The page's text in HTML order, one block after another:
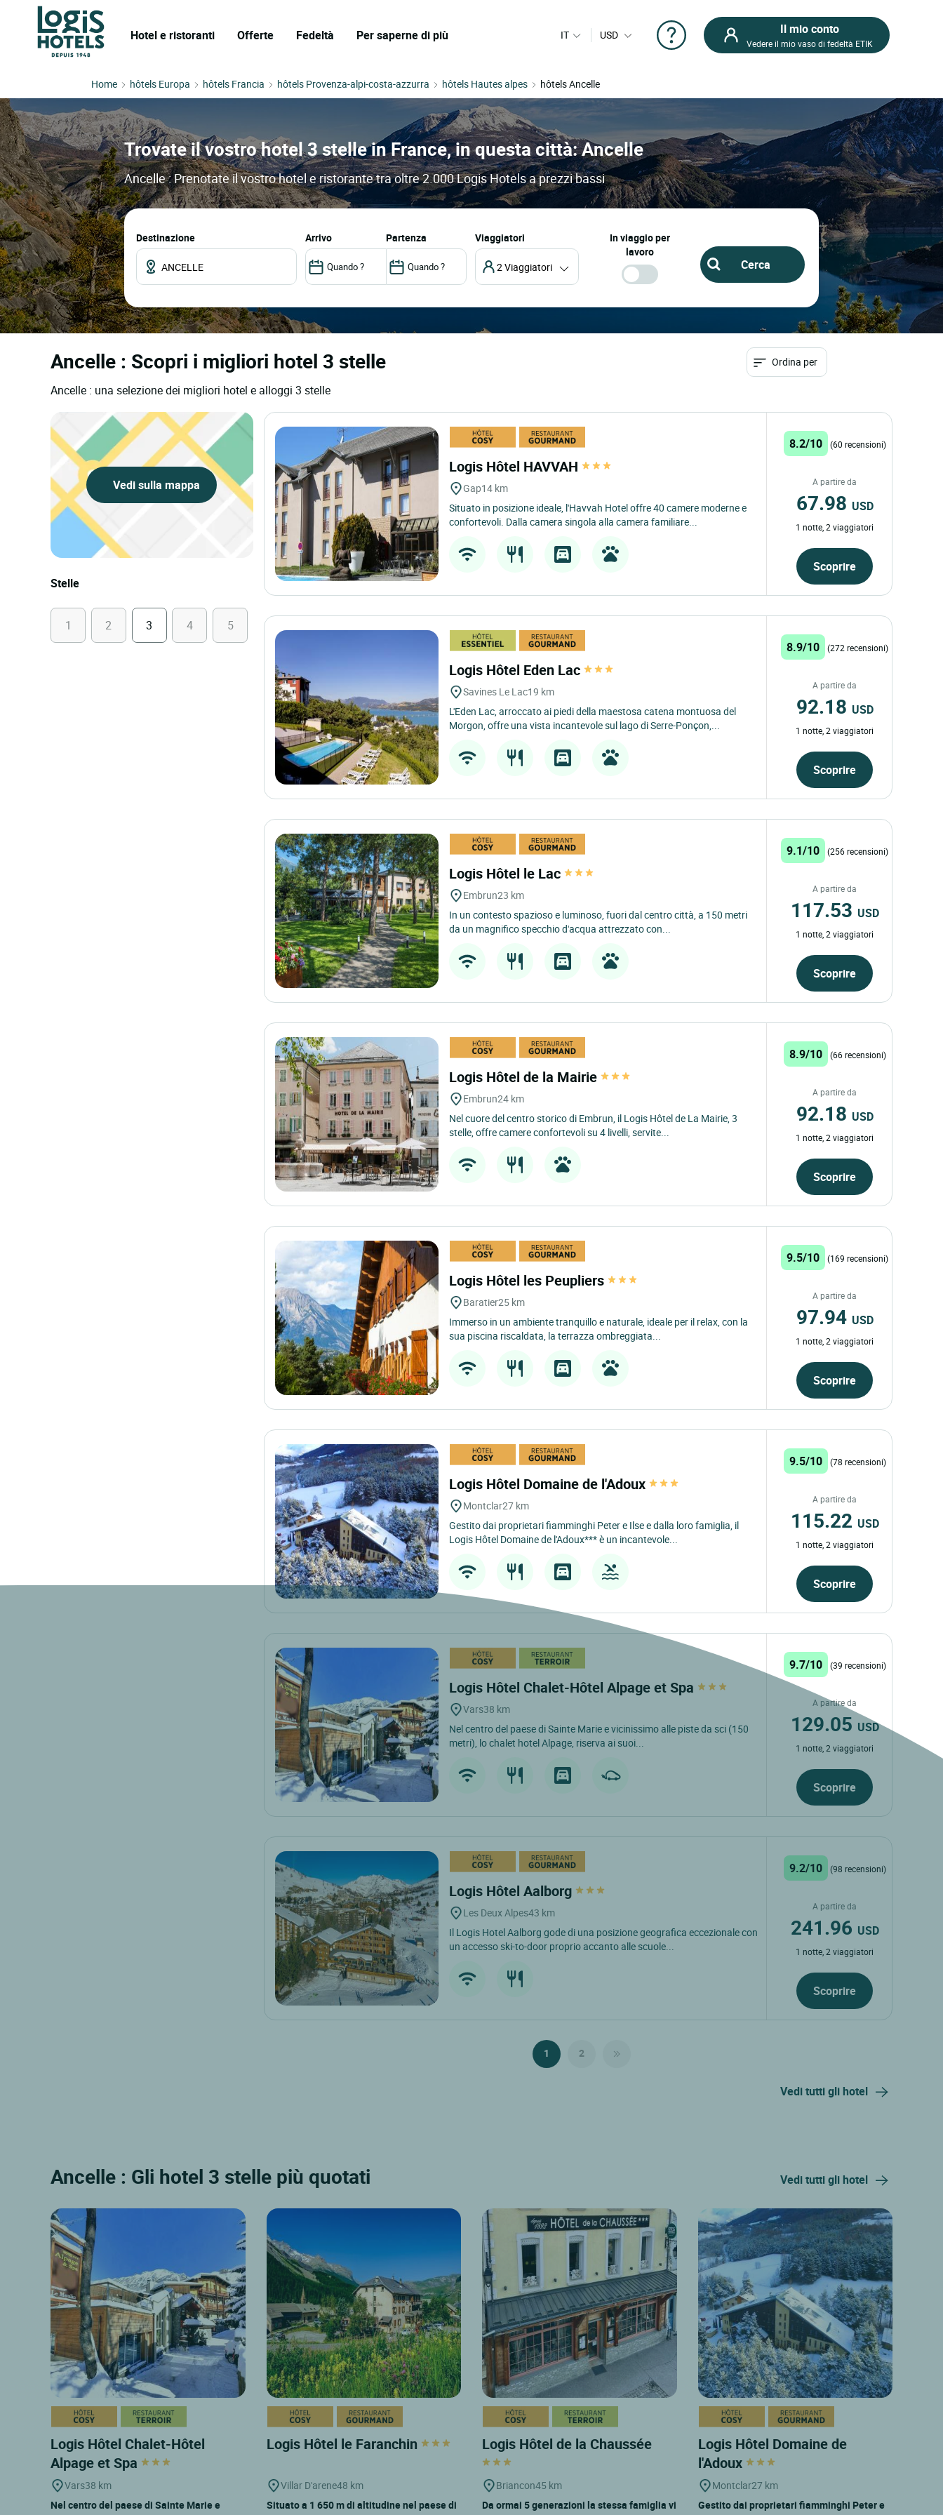
Hotel e ristoranti Offerte Fedeltà Per saperne di più IT USD Il mio conto
Vedere il mio vaso di fedeltà ETIK
Home hôtels Europa hôtels Francia hôtels Provenza-alpi-costa-azzurra hôtels Hautes alpes hôtels Ancelle
Trovate il vostro hotel 3 stelle in France, in questa città: Ancelle
Ancelle : Prenotate il vostro hotel e ristorante tra oltre 2.000 Logis Hotels a prezzi bassi
Destinazione arrivo partenza Viaggiatori
2 Viaggiatori
In viaggio per
lavoro
Ancelle : Scopri i migliori hotel 3 stelle
Ancelle : una selezione dei migliori hotel e alloggi 3 stelle
Ordina per
Vedi sulla mappa
Stelle
1 2 3 4 5
Logis Hôtel HAVVAH
Gap14 km
Situato in posizione ideale, l'Havvah Hotel offre 40 camere moderne e
confortevoli. Dalla camera singola alla camera familiare...
8.2/10 (60 recensioni)
A partire da
67.98 USD
1 notte, 2 viaggiatori
Scoprire
Logis Hôtel Eden Lac
Savines Le Lac19 km
L'Eden Lac, arroccato ai piedi della maestosa catena montuosa del
Morgon, offre una vista incantevole sul lago di Serre-Ponçon,...
8.9/10 (272 recensioni)
A partire da
92.18 USD
1 notte, 2 viaggiatori
Scoprire
Logis Hôtel le Lac
Embrun23 km
In un contesto spazioso e luminoso, fuori dal centro città, a 150 metri
da un magnifico specchio d'acqua attrezzato con...
9.1/10 (256 recensioni)
A partire da
117.53 USD
1 notte, 2 viaggiatori
Scoprire
Logis Hôtel de la Mairie
Embrun24 km
Nel cuore del centro storico di Embrun, il Logis Hôtel de La Mairie, 3
stelle, offre camere confortevoli su 4 livelli, servite...
8.9/10 (66 recensioni)
A partire da
92.18 USD
1 notte, 2 viaggiatori
Scoprire
Logis Hôtel les Peupliers
Baratier25 km
Immerso in un ambiente tranquillo e naturale, ideale per il relax, con la
sua piscina riscaldata, la terrazza ombreggiata...
9.5/10 (169 recensioni)
A partire da
97.94 USD
1 notte, 2 viaggiatori
Scoprire
Logis Hôtel Domaine de l'Adoux
Montclar27 km
Gestito dai proprietari fiamminghi Peter e Ilse e dalla loro famiglia, il
Logis Hôtel Domaine de l'Adoux*** è un incantevole...
9.5/10 (78 recensioni)
A partire da
115.22 USD
1 notte, 2 viaggiatori
Scoprire
Logis Hôtel Chalet-Hôtel Alpage et Spa
Vars38 km
Nel centro del paese di Sainte Marie e vicinissimo alle piste da sci (150
metri), lo chalet hotel Alpage, riserva ai suoi...
9.7/10 (39 recensioni)
A partire da
129.05 USD
1 notte, 2 viaggiatori
Scoprire
Logis Hôtel Aalborg
Les Deux Alpes43 km
Il Logis Hotel Aalborg gode di una posizione geografica eccezionale con
un accesso ski-to-door proprio accanto alle scuole...
9.2/10 (98 recensioni)
A partire da
241.96 USD
1 notte, 2 viaggiatori
Scoprire
1 2
Vedi tutti gli hotel
Ancelle : Gli hotel 3 stelle più quotati Vedi tutti gli hotel
Logis Hôtel Chalet-Hôtel
Alpage et Spa
Vars38 km
Nel centro del paese di Sainte Marie e
Logis Hôtel le Faranchin
Villar D'arene48 km
Situato a 1 650 m di altitudine nel paese di
Logis Hôtel de la Chaussée
Briancon45 km
Da ormai 5 generazioni la stessa famiglia vi
Logis Hôtel Domaine de
l'Adoux
Montclar27 km
Gestito dai proprietari fiamminghi Peter e